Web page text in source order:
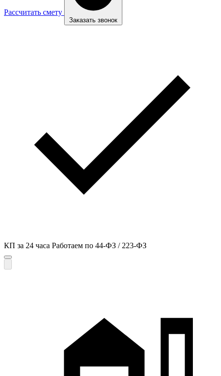
Рассчитать смету
Заказать звонок
КП за 24 часа Работаем по 44-ФЗ / 223-ФЗ